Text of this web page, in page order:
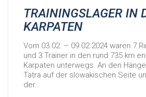
TRAININGSLAGER IN
KARPATEN
Vom 03.02. – 09.02.2024 waren 7
und 3 Trainer in den rund 735 km
Karpaten unterwegs. An den
Tatra auf der slowakischen Seite
der…